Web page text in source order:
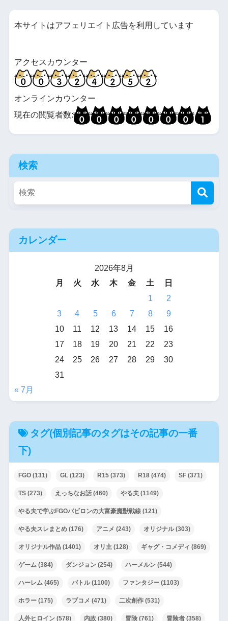
本サイトはアフェリエイト広告を利用しています
アクセスカウンター
オンラインカウンター
現在の閲覧者数:
検索
カレンダー
2026年8月
月
火 水 木 金 土
日
1
2
3
4 5 6 7 8
9
10
11 12 13 14 15
16
17
18 19 20 21 22
23
24
25 26 27 28 29
30
31
« 7月
タグ(個別記事のタグはその記事の一番
下)
FGO(131) GL(123) R15(373) R18(474) SF(371)
TS(273) えっちなお話(460) やる夫(1149)
やる夫で学ぶFGOバビロンの大富豪魔獣戦線(121)
やる夫スレまとめ(176) アニメ (243) オリジナル(303)
オリジナル作品(1401) オリ主(128) ギャグ・コメディ (869)
ゲーム(384) ダンジョン(254) ハーメルン(544)
ハーレム(465) バトル(1100) ファンタジー(1103)
ホラー(175) ラブコメ (471) 二次創作(531)
人外ヒロイン(578) 内政(380) 冒険(761) 冒険者(358)